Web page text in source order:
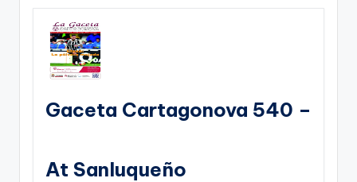
Gaceta Cartagonova 540 –
At Sanluqueño